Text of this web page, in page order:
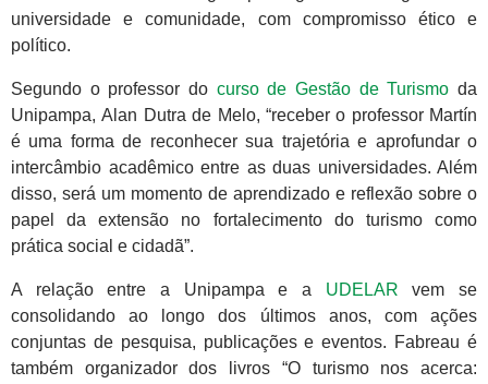
universidade e comunidade, com compromisso ético e
político.
Segundo o professor do curso de Gestão de Turismo da
Unipampa, Alan Dutra de Melo, “receber o professor Martín
é uma forma de reconhecer sua trajetória e aprofundar o
intercâmbio acadêmico entre as duas universidades. Além
disso, será um momento de aprendizado e reflexão sobre o
papel da extensão no fortalecimento do turismo como
prática social e cidadã”.
A relação entre a Unipampa e a UDELAR vem se
consolidando ao longo dos últimos anos, com ações
conjuntas de pesquisa, publicações e eventos. Fabreau é
também organizador dos livros “O turismo nos acerca: